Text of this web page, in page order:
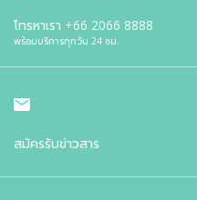
โทรหาเรา +66 2066 8888
พร้อมบริการทุกวัน 24 ชม.
สมัครรับข่าวสาร